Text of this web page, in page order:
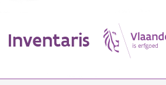
Inventaris